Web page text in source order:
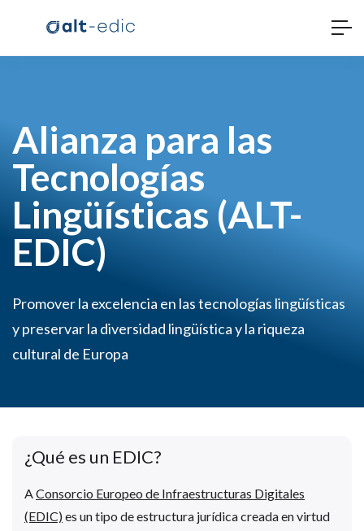
Alianza para las
Tecnologías
Lingüísticas (ALT-
EDIC)
Promover la excelencia en las tecnologías lingüísticas
y preservar la diversidad lingüística y la riqueza
cultural de Europa
¿Qué es un EDIC?
A Consorcio Europeo de Infraestructuras Digitales
(EDIC) es un tipo de estructura jurídica creada en virtud